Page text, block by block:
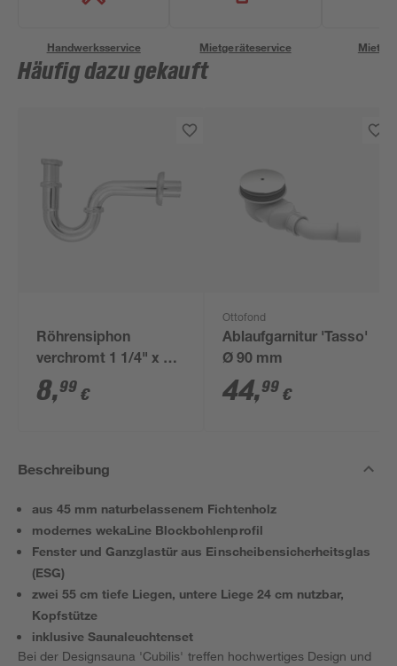
Handwerksservice Mietgeräteservice
Häufig dazu gekauft
Röhrensiphon
verchromt 1 1/4" x 32
mm
8,99 €
Ottofond
Ablaufgarnitur 'Tasso'
Ø 90 mm
44,99 €
Beschreibung
aus 45 mm naturbelassenem Fichtenholz
modernes wekaLine Blockbohlenprofil
Fenster und Ganzglastür aus Einscheibensicherheitsglas
(ESG)
zwei 55 cm tiefe Liegen, untere Liege 24 cm nutzbar,
Kopfstütze
inklusive Saunaleuchtenset
Bei der Designsauna 'Cubilis' treffen hochwertiges Design und